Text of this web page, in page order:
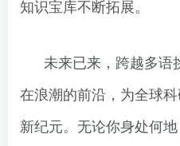
知识宝库不断拓展。
未来已来，跨越多语
在浪潮的前沿，为全球
新纪元。无论你身处何